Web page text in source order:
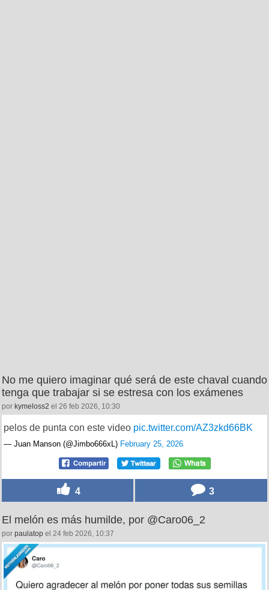
No me quiero imaginar qué será de este chaval cuando
tenga que trabajar si se estresa con los exámenes
por kymeloss2 el 26 feb 2026, 10:30
pelos de punta con este video pic.twitter.com/AZ3zkd66BK
— Juan Manson (@Jimbo666xL) February 25, 2026
4 3
El melón es más humilde, por @Caro06_2
por paulatop el 24 feb 2026, 10:37